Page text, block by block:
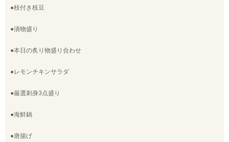
●枝付き枝豆
●漬物盛り
●本日の炙り物盛り合わせ
●レモンチキンサラダ
●厳選刺身3点盛り
●海鮮鍋
●唐揚げ